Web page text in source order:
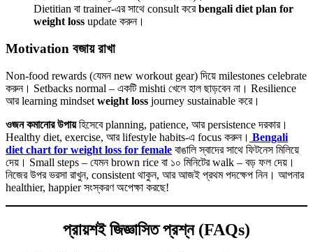
Dietitian বা trainer-এর সাথে consult করেbengali diet plan for
weight loss update করুন।
Motivation বজায় রাখা
Non-food rewards (যেমন new workout gear) দিয়ে milestones celebrate
করুন। Setbacks normal – একটি mishti খেলে হাল ছাড়বেন না। Resilience
আর learning mindset weight loss journey sustainable করে।
ওজন কমানোর উপায়হিসেবে planning, patience, আর persistence দরকার।
Healthy diet, exercise, আর lifestyle habits-এ focus করুন। Bengali
diet chart for weight loss for female বাঙালি স্বাদের সাথে ফিটনেস মিলিয়ে
দেয়। Small steps – যেমন brown rice বা ১০ মিনিটের walk – বড় ফল দেয়।
নিজের উপর ভরসা রাখুন, consistent থাকুন, আর আজই প্রথম পদক্ষেপ নিন। আপনার
healthier, happier সংস্করণ অপেক্ষা করছে!
প্রায়শই জিজ্ঞাসিত প্রশ্ন (FAQs)